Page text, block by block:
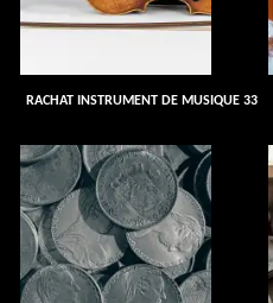
RACHAT INSTRUMENT DE MUSIQUE 33